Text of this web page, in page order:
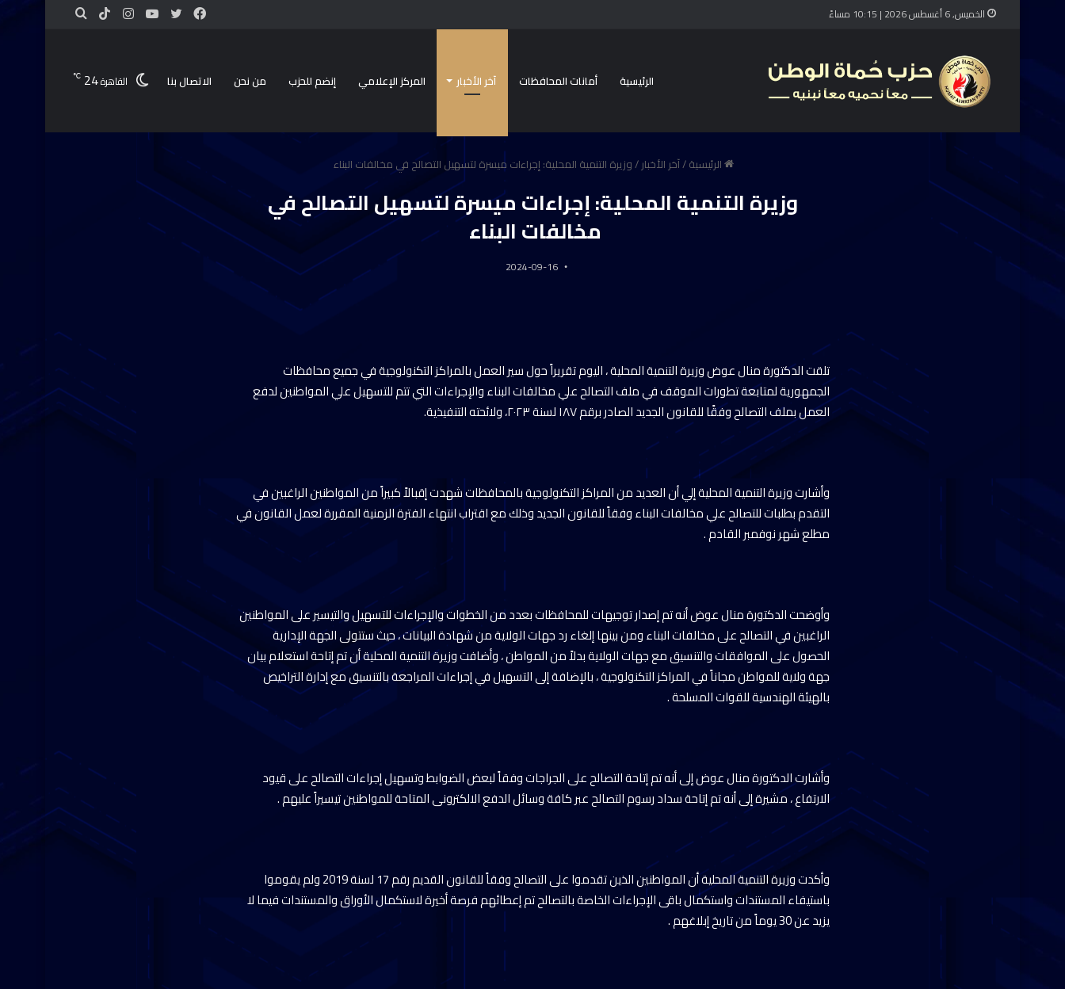
الخميس, 6 أغسطس 2026 | 10:15 مساءً
الرئيسية أمانات المحافظات آخر الأخبار المركز الإعلامي إنضم للحزب من نحن الاتصال بنا القاهرة24
℃
الرئيسية/آخر الأخبار/وزيرة التنمية المحلية: إجراءات ميسرة لتسهيل التصالح في مخالفات البناء
وزيرة التنمية المحلية: إجراءات ميسرة لتسهيل التصالح في
مخالفات البناء
2024-09-16
تلقت الدكتورة منال عوض وزيرة التنمية المحلية ، اليوم تقريراً حول سير العمل بالمراكز التكنولوجية في جميع محافظات
الجمهورية لمتابعة تطورات الموقف في ملف التصالح علي مخالفات البناء والإجراءات التي تتم للتسهيل علي المواطنين لدفع
العمل بملف التصالح وفقًا للقانون الجديد الصادر برقم ١٨٧ لسنة ٢٠٢٣، ولائحته التنفيذية.
وأشارت وزيرة التنمية المحلية إلي أن العديد من المراكز التكنولوجية بالمحافظات شهدت إقبالاً كبيراً من المواطنين الراغبين في
التقدم بطلبات للتصالح علي مخالفات البناء وفقاً للقانون الجديد وذلك مع اقتراب انتهاء الفترة الزمنية المقررة لعمل القانون في
مطلع شهر نوفمبر القادم .
وأوضحت الدكتورة منال عوض أنه تم إصدار توجيهات للمحافظات بعدد من الخطوات والإجراءات للتسهيل والتيسير على المواطنين
الراغبين في التصالح على مخالفات البناء ومن بينها إلغاء رد جهات الولاية من شهادة البيانات ، حيث ستتولى الجهة الإدارية
الحصول على الموافقات والتنسيق مع جهات الولاية بدلاً من المواطن ، وأضافت وزيرة التنمية المحلية أن تم إتاحة استعلام بيان
جهة ولاية للمواطن مجاناً في المراكز التكنولوجية ، بالإضافة إلى التسهيل في إجراءات المراجعة بالتنسيق مع إدارة التراخيص
بالهيئة الهندسية للقوات المسلحة .
وأشارت الدكتورة منال عوض إلى أنه تم إتاحة التصالح على الجراجات وفقاً لبعض الضوابط وتسهيل إجراءات التصالح على قيود
الارتفاع ، مشيرة إلى أنه تم إتاحة سداد رسوم التصالح عبر كافة وسائل الدفع الالكترونى المتاحة للمواطنين تيسيراً عليهم .
وأكدت وزيرة التنمية المحلية أن المواطنين الذين تقدموا على التصالح وفقاً للقانون القديم رقم 17 لسنة 2019 ولم يقوموا
باستيفاء المستندات واستكمال باقى الإجراءات الخاصة بالتصالح تم إعطائهم فرصة أخيرة لاستكمال الأوراق والمستندات فيما لا
يزيد عن 30 يوماً من تاريخ إبلاغهم .